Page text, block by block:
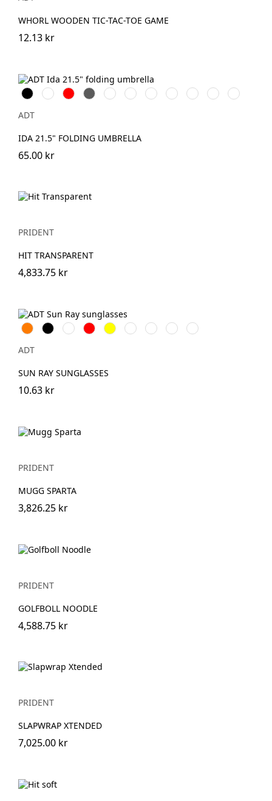
WHORL WOODEN TIC-TAC-TOE GAME
12.13 kr
Svart Vit Röd Grå Grön Skogsgrön
MarinblåHavregryn
Hale
Blå
KungsblåProcessblå
ADT
IDA 21.5" FOLDING UMBRELLA
65.00 kr
PRIDENT
HIT TRANSPARENT
4,833.75 kr
Orange
Svart Vit Röd Gul KungsblåLimegrönTransparent
Aquablå
ADT
SUN RAY SUNGLASSES
10.63 kr
PRIDENT
MUGG SPARTA
3,826.25 kr
PRIDENT
GOLFBOLL NOODLE
4,588.75 kr
PRIDENT
SLAPWRAP XTENDED
7,025.00 kr